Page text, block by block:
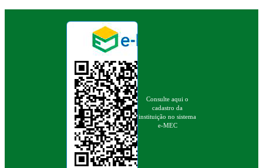
Consulte aqui o
cadastro da
instituição no sistema
e-MEC